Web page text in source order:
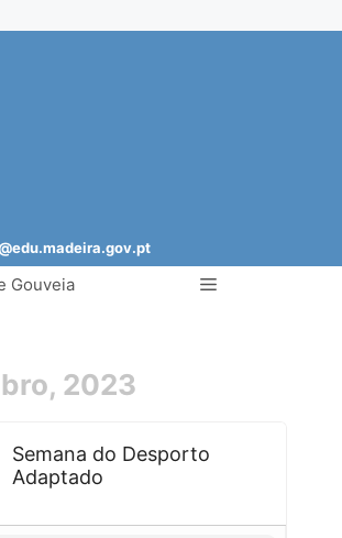
010
Gouveia Menu
2023
Semana do Desporto
Adaptado